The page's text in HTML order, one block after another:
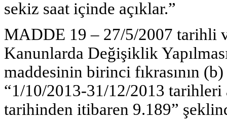
sekiz saat içinde açıklar.”
MADDE 19 – 27/5/2007 tarihli
Kanunlarda Değişiklik
maddesinin birinci fıkrasının
“1/10/2013-31/12/2013 tarihleri
tarihinden itibaren 9.189”